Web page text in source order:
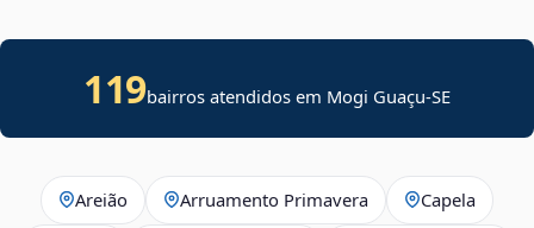
119bairros atendidos em Mogi Guaçu-SE
Areião Arruamento Primavera Capela